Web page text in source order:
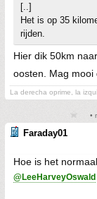
[..]
Het is op 35
rijden.
Hier dik 50km
oosten. Mag mooi
La derecha oprime, la
•
Faraday01
Hoe is het
@LeeHarveyOswald